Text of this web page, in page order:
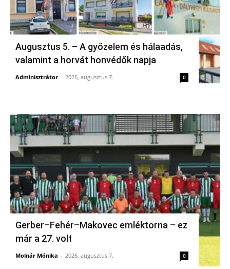
Augusztus 5. – A győzelem és hálaadás,
valamint a horvát honvédők napja
Adminisztrátor - 2026, augusztus 7. 0
Gerber–Fehér–Makovec emléktorna – ez
már a 27. volt
Molnár Mónika - 2026, augusztus 7. 0